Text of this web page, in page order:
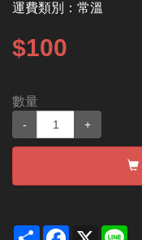
運費類別： 常溫
$100
數量
- +
Share Facebook
X